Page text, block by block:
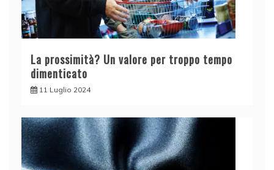
La prossimità? Un valore per troppo tempo
dimenticato
11 Luglio 2024